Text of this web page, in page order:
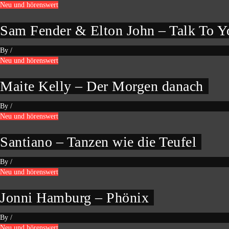
Neu und hörenswert
Sam Fender & Elton John – Talk To
By /
Neu und hörenswert
Maite Kelly – Der Morgen danach
By /
Neu und hörenswert
Santiano – Tanzen wie die Teufel
By /
Neu und hörenswert
Jonni Hamburg – Phönix
By /